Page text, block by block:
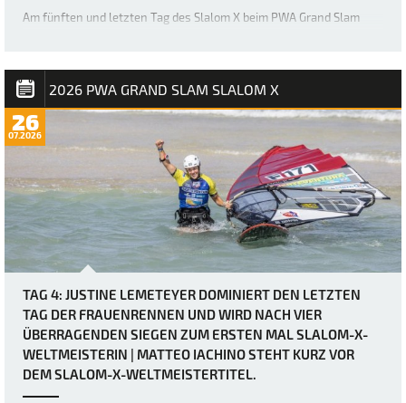
Am fünften und letzten Tag des Slalom X beim PWA Grand Slam
einfacher letzter Tag für Matteo Iachino (Starboard / NeilPryde / Z
Fins) seinen ersten Slalom…
2026 PWA GRAND SLAM SLALOM X
26
07.2026
TAG 4: JUSTINE LEMETEYER DOMINIERT DEN LETZTEN
TAG DER FRAUENRENNEN UND WIRD NACH VIER
ÜBERRAGENDEN SIEGEN ZUM ERSTEN MAL SLALOM-X-
WELTMEISTERIN | MATTEO IACHINO STEHT KURZ VOR
DEM SLALOM-X-WELTMEISTERTITEL.